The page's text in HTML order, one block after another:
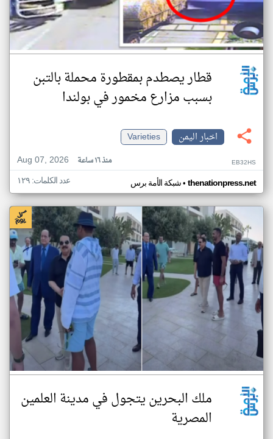
قطار يصطدم بمقطورة محملة بالتبن
بسبب مزارع مخمور في بولندا
اخبار اليمن
Varieties
Aug 07, 2026
منذ ١٦ ساعة EB32HS
شبكة الأمة برس• thenationpress.net عدد الكلمات: ١٢٩
ملك البحرين يتجول في مدينة العلمين
المصرية